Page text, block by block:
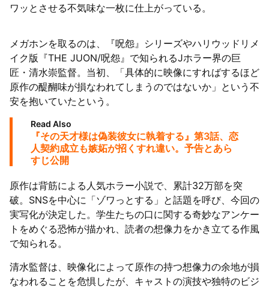
ワッとさせる不気味な一枚に仕上がっている。
メガホンを取るのは、『呪怨』シリーズやハリウッドリメ
イク版『THE JUON/呪怨』で知られるJホラー界の巨
匠・清水崇監督。当初、「具体的に映像にすればするほど
原作の醍醐味が損なわれてしまうのではないか」という不
安を抱いていたという。
Read Also
『その天才様は偽装彼女に執着する』第3話、恋
人契約成立も嫉妬が招くすれ違い。予告とあら
すじ公開
原作は背筋による人気ホラー小説で、累計32万部を突
破。SNSを中心に「ゾワっとする」と話題を呼び、今回の
実写化が決定した。学生たちの口に関する奇妙なアンケー
トをめぐる恐怖が描かれ、読者の想像力をかき立てる作風
で知られる。
清水監督は、映像化によって原作の持つ想像力の余地が損
なわれることを危惧したが、キャストの演技や独特のビジ